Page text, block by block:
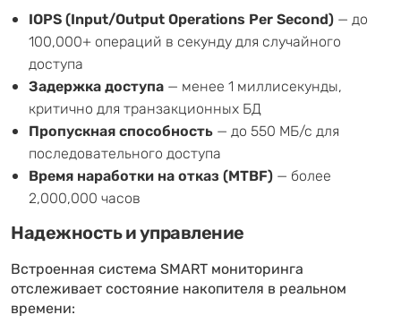
IOPS (Input/Output Operations Per Second) — до
100,000+ операций в секунду для случайного
доступа
Задержка доступа — менее 1 миллисекунды,
критично для транзакционных БД
Пропускная способность — до 550 МБ/с для
последовательного доступа
Время наработки на отказ (MTBF) — более
2,000,000 часов
Надежность и управление
Встроенная система SMART мониторинга
отслеживает состояние накопителя в реальном
времени: